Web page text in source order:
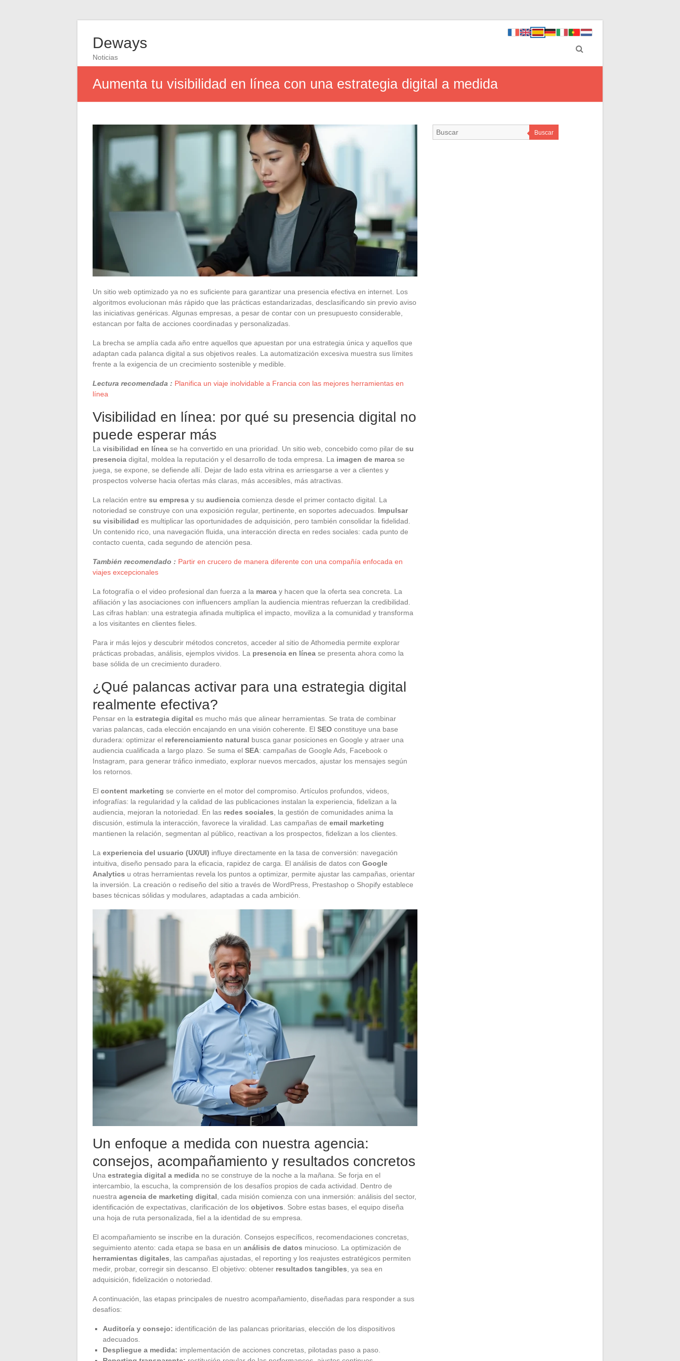
Deways
Noticias
Aumenta tu visibilidad en línea con una estrategia digital a medida
Un sitio web optimizado ya no es suficiente para garantizar una presencia efectiva en internet. Los
algoritmos evolucionan más rápido que las prácticas estandarizadas, desclasificando sin previo aviso
las iniciativas genéricas. Algunas empresas, a pesar de contar con un presupuesto considerable,
estancan por falta de acciones coordinadas y personalizadas.
La brecha se amplía cada año entre aquellos que apuestan por una estrategia única y aquellos que
adaptan cada palanca digital a sus objetivos reales. La automatización excesiva muestra sus límites
frente a la exigencia de un crecimiento sostenible y medible.
Lectura recomendada : Planifica un viaje inolvidable a Francia con las mejores herramientas en
línea
Visibilidad en línea: por qué su presencia digital no
puede esperar más
La visibilidad en línea se ha convertido en una prioridad. Un sitio web, concebido como pilar de su
presencia digital, moldea la reputación y el desarrollo de toda empresa. La imagen de marca se
juega, se expone, se defiende allí. Dejar de lado esta vitrina es arriesgarse a ver a clientes y
prospectos volverse hacia ofertas más claras, más accesibles, más atractivas.
La relación entre su empresa y su audiencia comienza desde el primer contacto digital. La
notoriedad se construye con una exposición regular, pertinente, en soportes adecuados. Impulsar
su visibilidad es multiplicar las oportunidades de adquisición, pero también consolidar la fidelidad.
Un contenido rico, una navegación fluida, una interacción directa en redes sociales: cada punto de
contacto cuenta, cada segundo de atención pesa.
También recomendado : Partir en crucero de manera diferente con una compañía enfocada en
viajes excepcionales
La fotografía o el video profesional dan fuerza a la marca y hacen que la oferta sea concreta. La
afiliación y las asociaciones con influencers amplían la audiencia mientras refuerzan la credibilidad.
Las cifras hablan: una estrategia afinada multiplica el impacto, moviliza a la comunidad y transforma
a los visitantes en clientes fieles.
Para ir más lejos y descubrir métodos concretos, acceder al sitio de Athomedia permite explorar
prácticas probadas, análisis, ejemplos vividos. La presencia en línea se presenta ahora como la
base sólida de un crecimiento duradero.
¿Qué palancas activar para una estrategia digital
realmente efectiva?
Pensar en la estrategia digital es mucho más que alinear herramientas. Se trata de combinar
varias palancas, cada elección encajando en una visión coherente. El SEO constituye una base
duradera: optimizar el referenciamiento natural busca ganar posiciones en Google y atraer una
audiencia cualificada a largo plazo. Se suma el SEA: campañas de Google Ads, Facebook o
Instagram, para generar tráfico inmediato, explorar nuevos mercados, ajustar los mensajes según
los retornos.
El content marketing se convierte en el motor del compromiso. Artículos profundos, videos,
infografías: la regularidad y la calidad de las publicaciones instalan la experiencia, fidelizan a la
audiencia, mejoran la notoriedad. En las redes sociales , la gestión de comunidades anima la
discusión, estimula la interacción, favorece la viralidad. Las campañas de email marketing
mantienen la relación, segmentan al público, reactivan a los prospectos, fidelizan a los clientes.
La experiencia del usuario (UX/UI) influye directamente en la tasa de conversión: navegación
intuitiva, diseño pensado para la eficacia, rapidez de carga. El análisis de datos con Google
Analytics u otras herramientas revela los puntos a optimizar, permite ajustar las campañas, orientar
la inversión. La creación o rediseño del sitio a través de WordPress, Prestashop o Shopify establece
bases técnicas sólidas y modulares, adaptadas a cada ambición.
Un enfoque a medida con nuestra agencia:
consejos, acompañamiento y resultados concretos
Una estrategia digital a medida no se construye de la noche a la mañana. Se forja en el
intercambio, la escucha, la comprensión de los desafíos propios de cada actividad. Dentro de
nuestra agencia de marketing digital , cada misión comienza con una inmersión: análisis del sector,
identificación de expectativas, clarificación de los objetivos . Sobre estas bases, el equipo diseña
una hoja de ruta personalizada, fiel a la identidad de su empresa.
El acompañamiento se inscribe en la duración. Consejos específicos, recomendaciones concretas,
seguimiento atento: cada etapa se basa en un análisis de datos minucioso. La optimización de
herramientas digitales , las campañas ajustadas, el reporting y los reajustes estratégicos permiten
medir, probar, corregir sin descanso. El objetivo: obtener resultados tangibles , ya sea en
adquisición, fidelización o notoriedad.
A continuación, las etapas principales de nuestro acompañamiento, diseñadas para responder a sus
desafíos:
Auditoría y consejo: identificación de las palancas prioritarias, elección de los dispositivos
adecuados.
Despliegue a medida: implementación de acciones concretas, pilotadas paso a paso.
Buscar